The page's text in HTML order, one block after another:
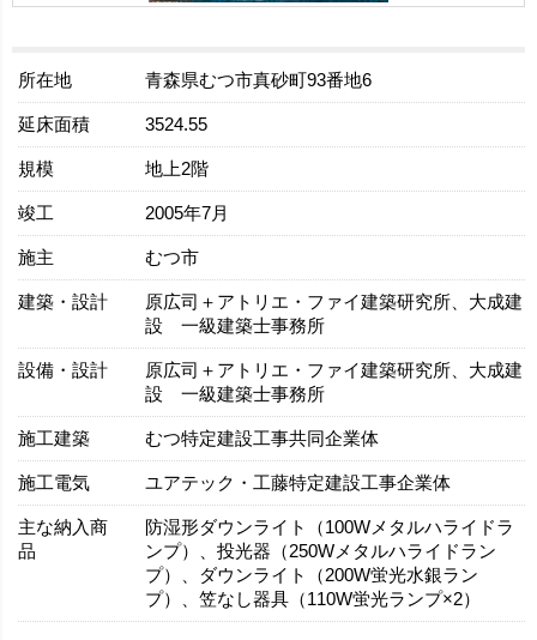
所在地 青森県むつ市真砂町93番地6
延床面積 3524.55
規模 地上2階
竣工 2005年7月
施主 むつ市
建築・設計
原広司＋アトリエ・ファイ建築研究所、大成建
設 一級建築士事務所
設備・設計
原広司＋アトリエ・ファイ建築研究所、大成建
設 一級建築士事務所
施工建築 むつ特定建設工事共同企業体
施工電気 ユアテック・工藤特定建設工事企業体
主な納入商
品
防湿形ダウンライト（100Wメタルハライドラ
ンプ）、投光器（250Wメタルハライドラン
プ）、ダウンライト（200W蛍光水銀ラン
プ）、笠なし器具（110W蛍光ランプ×2）